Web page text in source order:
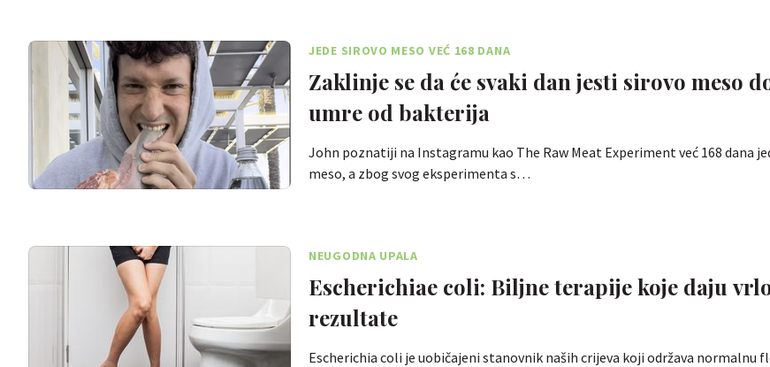
JEDE SIROVO MESO VEĆ 168 DANA
Zaklinje se da će svaki dan jesti sirovo meso
umre od bakterija
John poznatiji na Instagramu kao The Raw Meat Experiment već 168 dana
meso, a zbog svog eksperimenta s…
NEUGODNA UPALA
Escherichiae coli: Biljne terapije koje daju
rezultate
Escherichia coli je uobičajeni stanovnik naših crijeva koji održava normalnu